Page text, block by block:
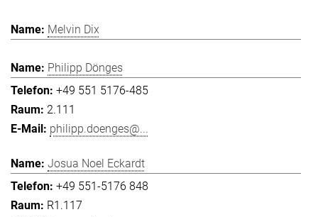
Melvin Dix
Philipp Dönges
+49 551 5176-485
2.111
philipp.doenges@...
Josua Noel Eckardt
+49 551-5176 848
R1.117